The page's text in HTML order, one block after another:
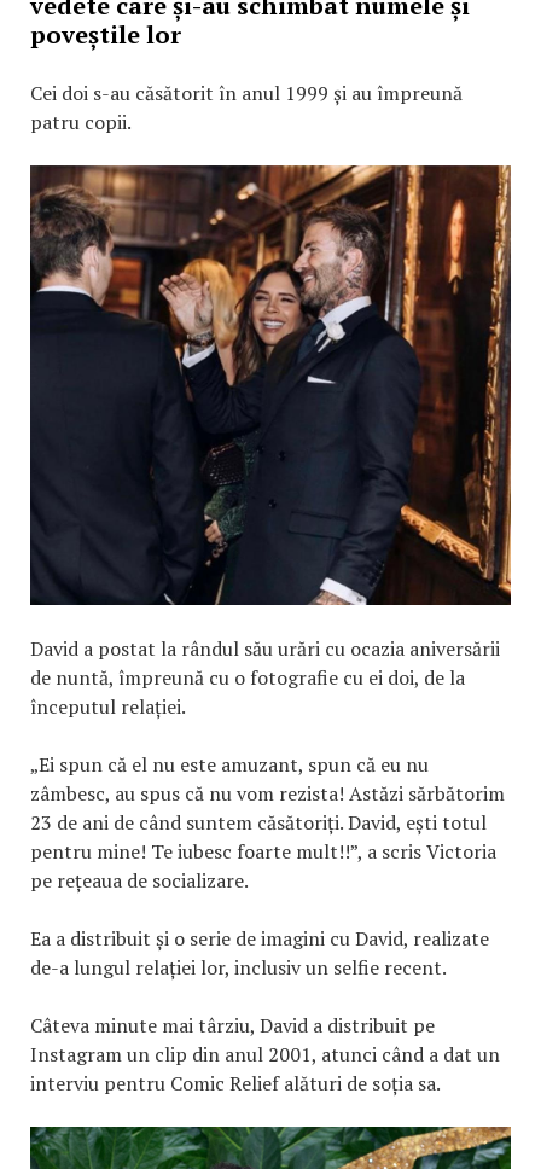
poveștile lor
Cei doi s-au căsătorit în anul 1999 și au împreună
patru copii.
David a postat la rândul său urări cu ocazia aniversării
de nuntă, împreună cu o fotografie cu ei doi, de la
începutul relației.
„Ei spun că el nu este amuzant, spun că eu nu
zâmbesc, au spus că nu vom rezista! Astăzi sărbătorim
23 de ani de când suntem căsătoriți. David, ești totul
pentru mine! Te iubesc foarte mult!!”, a scris Victoria
pe rețeaua de socializare.
Ea a distribuit și o serie de imagini cu David, realizate
de-a lungul relației lor, inclusiv un selfie recent.
Câteva minute mai târziu, David a distribuit pe
Instagram un clip din anul 2001, atunci când a dat un
interviu pentru Comic Relief alături de soția sa.